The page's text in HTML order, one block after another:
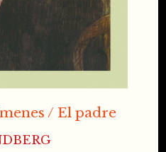
/ El padre